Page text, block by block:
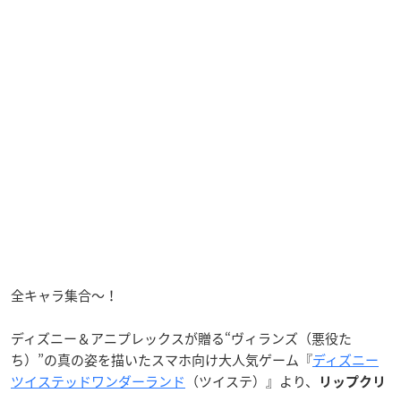
全キャラ集合〜！
ディズニー＆アニプレックスが贈る“ヴィランズ（悪役た
ち）”の真の姿を描いたスマホ向け大人気ゲーム『ディズニー
ツイステッドワンダーランド （ツイステ）』より、
リップクリ